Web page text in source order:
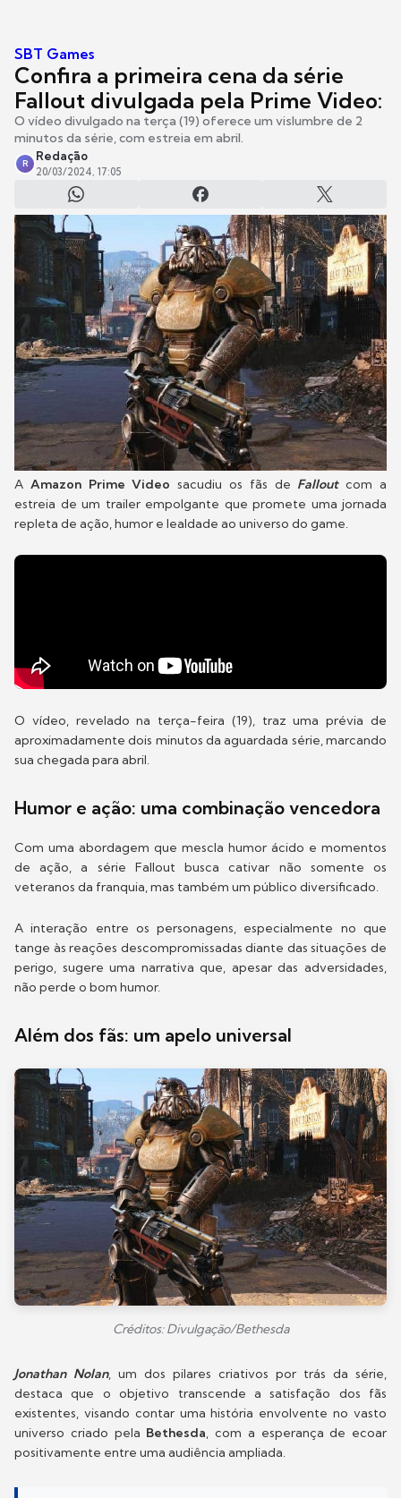
SBT Games
Confira a primeira cena da série
Fallout divulgada pela Prime Video:
O vídeo divulgado na terça (19) oferece um vislumbre de 2
minutos da série, com estreia em abril.
R
Redação
20/03/2024, 17:05
A Amazon Prime Video sacudiu os fãs de Falloutcom a
estreia de um trailer empolgante que promete uma jornada
repleta de ação, humor e lealdade ao universo do game.
O vídeo, revelado na terça-feira (19), traz uma prévia de
aproximadamente dois minutos da aguardada série, marcando
sua chegada para abril.
Humor e ação: uma combinação vencedora
Com uma abordagem que mescla humor ácido e momentos
de ação, a série Fallout busca cativar não somente os
veteranos da franquia, mas também um público diversificado.
A interação entre os personagens, especialmente no que
tange às reações descompromissadas diante das situações de
perigo, sugere uma narrativa que, apesar das adversidades,
não perde o bom humor.
Além dos fãs: um apelo universal
Créditos: Divulgação/Bethesda
Jonathan Nolan, um dos pilares criativos por trás da série,
destaca que o objetivo transcende a satisfação dos fãs
existentes, visando contar uma história envolvente no vasto
universo criado pela Bethesda, com a esperança de ecoar
positivamente entre uma audiência ampliada.